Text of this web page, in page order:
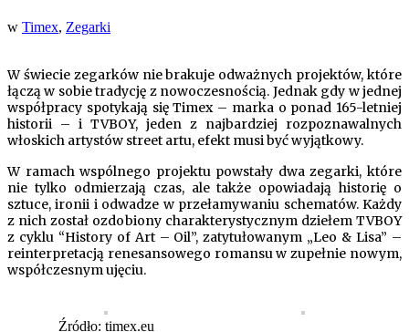
w Timex, Zegarki
W świecie zegarków nie brakuje odważnych projektów, które
łączą w sobie tradycję z nowoczesnością. Jednak gdy w jednej
współpracy spotykają się Timex – marka o ponad 165-letniej
historii – i TVBOY, jeden z najbardziej rozpoznawalnych
włoskich artystów street artu, efekt musi być wyjątkowy.
W ramach wspólnego projektu powstały dwa zegarki, które
nie tylko odmierzają czas, ale także opowiadają historię o
sztuce, ironii i odwadze w przełamywaniu schematów. Każdy
z nich został ozdobiony charakterystycznym dziełem TVBOY
z cyklu “History of Art – Oil”, zatytułowanym „Leo & Lisa” –
reinterpretacją renesansowego romansu w zupełnie nowym,
współczesnym ujęciu.
Źródło: timex.eu